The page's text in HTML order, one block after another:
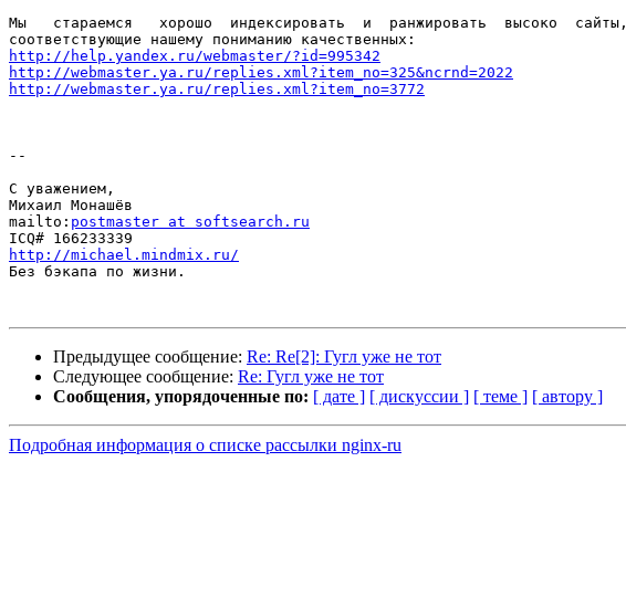
Мы   стараемся   хорошо  индексировать  и  ранжировать  высоко  сайты,
http://help.yandex.ru/webmaster/?id=995342
http://webmaster.ya.ru/replies.xml?item_no=325&ncrnd=2022
http://webmaster.ya.ru/replies.xml?item_no=3772
--
С уважением,
Михаил Монашёв
mailto: postmaster at softsearch.ru
http://michael.mindmix.ru/
Без бэкапа по жизни.
Предыдущее сообщение: Re: Re[2]: Гугл уже не тот
Следующее сообщение: Re: Гугл уже не тот
Сообщения, упорядоченные по: [ дате ] [ дискуссии ] [ теме ] [ автору ]
Подробная информация о списке рассылки nginx-ru